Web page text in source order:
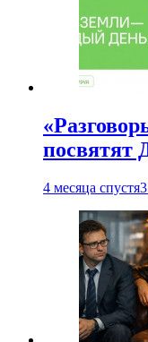
посвятят
4 месяца спустя